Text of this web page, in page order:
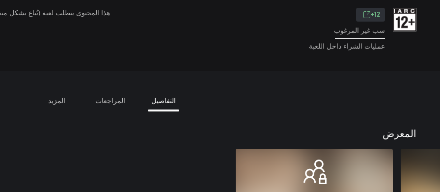
12+
سب غير المرغوب
عمليات الشراء داخل اللعبة
هذا المحتوى يتطلب لعبة (تُباع بشكل
التفاصيل المراجعات المزيد
المعرض